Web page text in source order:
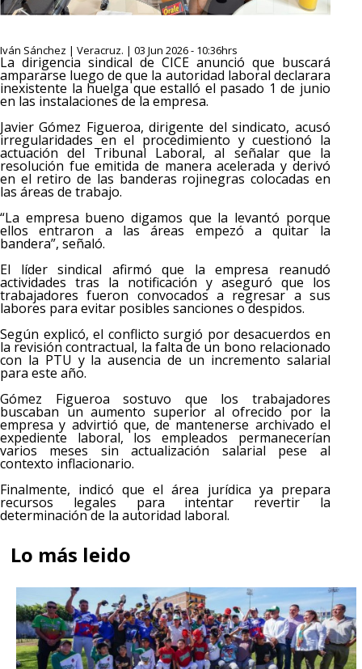
Iván Sánchez | Veracruz. | 03 Jun 2026 - 10:36hrs
La dirigencia sindical de CICE anunció que buscará
ampararse luego de que la autoridad laboral declarara
inexistente la huelga que estalló el pasado 1 de junio
en las instalaciones de la empresa.
Javier Gómez Figueroa, dirigente del sindicato, acusó
irregularidades en el procedimiento y cuestionó la
actuación del Tribunal Laboral, al señalar que la
resolución fue emitida de manera acelerada y derivó
en el retiro de las banderas rojinegras colocadas en
las áreas de trabajo.
“La empresa bueno digamos que la levantó porque
ellos entraron a las áreas empezó a quitar la
bandera”, señaló.
El líder sindical afirmó que la empresa reanudó
actividades tras la notificación y aseguró que los
trabajadores fueron convocados a regresar a sus
labores para evitar posibles sanciones o despidos.
Según explicó, el conflicto surgió por desacuerdos en
la revisión contractual, la falta de un bono relacionado
con la PTU y la ausencia de un incremento salarial
para este año.
Gómez Figueroa sostuvo que los trabajadores
buscaban un aumento superior al ofrecido por la
empresa y advirtió que, de mantenerse archivado el
expediente laboral, los empleados permanecerían
varios meses sin actualización salarial pese al
contexto inflacionario.
Finalmente, indicó que el área jurídica ya prepara
recursos legales para intentar revertir la
determinación de la autoridad laboral.
Lo más leido